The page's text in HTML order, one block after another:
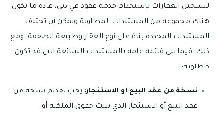
لتسجيل العقارات باستخدام خدمة عقود في دبي، عادة ما تكون
هناك مجموعة من المستندات المطلوبة ويمكن أن تختلف
المستندات المحددة بناءً على نوع العقار وطبيعة الصفقة. ومع
ذلك، فيما يلي قائمة عامة بالمستندات الشائعة التي قد تكون
مطلوبة:
نسخة من عقد البيع أو الاستئجار: يجب تقديم نسخة من
عقد البيع أو الاستئجار الذي يثبت حقوق الملكية أو